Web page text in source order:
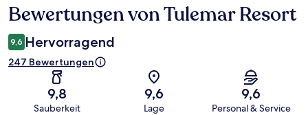
Bewertungen
Bewertungen von Tulemar Resort
9,6 Hervorragend
247 Bewertungen
9,8
Sauberkeit
9,6
Lage
9,6
Personal & Service